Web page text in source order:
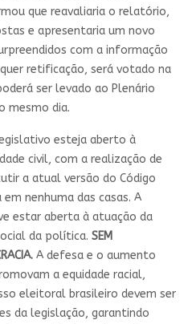
que reavaliaria o relatório,
e apresentaria um novo
com a informação
retificação, será votado na
ser levado ao Plenário
mesmo dia.
esteja aberto à
civil, com a realização de
a atual versão do Código
nenhuma das casas. A
estar aberta à atuação da
da política. SEM
A defesa e o aumento
a equidade racial,
eleitoral brasileiro devem ser
da legislação, garantindo